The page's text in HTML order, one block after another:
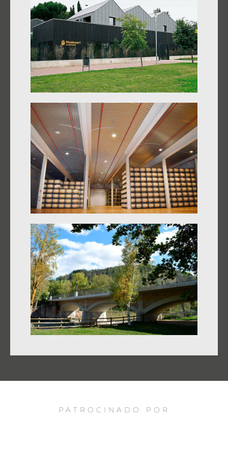
PATROCINADO POR